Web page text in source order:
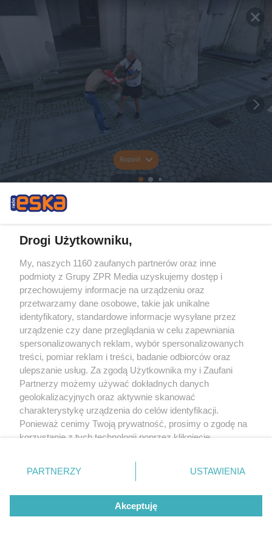
Rozwiń
Drogi Użytkowniku,
My, naszych 1160 zaufanych partnerów oraz inne
podmioty z Grupy ZPR Media uzyskujemy dostęp i
przechowujemy informacje na urządzeniu oraz
przetwarzamy dane osobowe, takie jak unikalne
identyfikatory, standardowe informacje wysyłane przez
urządzenie czy dane przeglądania w celu zapewniania
spersonalizowanych reklam, wybór spersonalizowanych
treści, pomiar reklam i treści, badanie odbiorców oraz
ulepszanie usług. Za zgodą Użytkownika my i Zaufani
Partnerzy możemy używać dokładnych danych
geolokalizacyjnych oraz aktywnie skanować
charakterystykę urządzenia do celów identyfikacji.
Ponieważ cenimy Twoją prywatność, prosimy o zgodę na
korzystanie z tych technologii poprzez kliknięcie
zmienić/wycofać klikając przycisk ustawień prywatności
znajdujący się w lewym dolnym rogu strony
rodzaje przetwarzania danych nie wymagają zgody
użytkownika, ale masz prawo sprzeciwić się takiemu
przetwarzaniu. Preferencje będą miały zastosowanie tylko
PARTNERZY USTAWIENIA
Akceptuję